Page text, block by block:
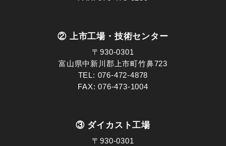
② 上市工場・技術センター
〒930-0301
富山県中新川郡上市町竹鼻723
TEL: 076-472-4878
FAX: 076-473-1004
③ ダイカスト工場
〒930-0301